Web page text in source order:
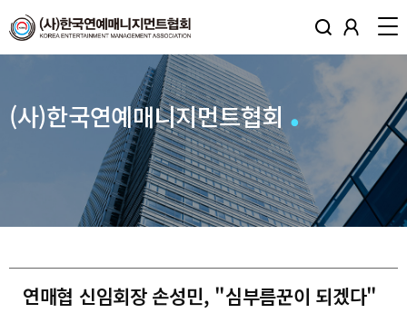
(사)한국연예매니지먼트협회
연매협 신임회장 손성민, "심부름꾼이 되겠다"